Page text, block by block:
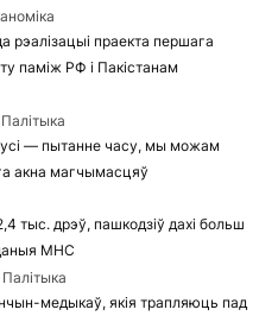
праекта першага
паміж РФ і Пакістанам
— пытанне часу, мы можам
акна магчымасцяў
тыс. дрэў, пашкодзіў дахі больш
МНС
медыкаў, якія трапляюць пад